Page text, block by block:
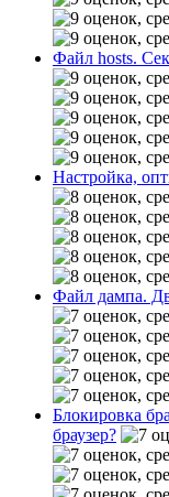
Файл hosts.
Настройка,
Файл дампа.
Блокировка
браузер?